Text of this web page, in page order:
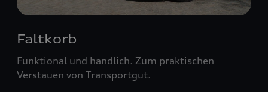
Faltkorb
Funktional und handlich. Zum praktischen
Verstauen von Transportgut.